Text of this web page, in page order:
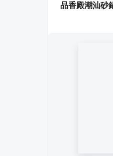
品香殿潮汕砂